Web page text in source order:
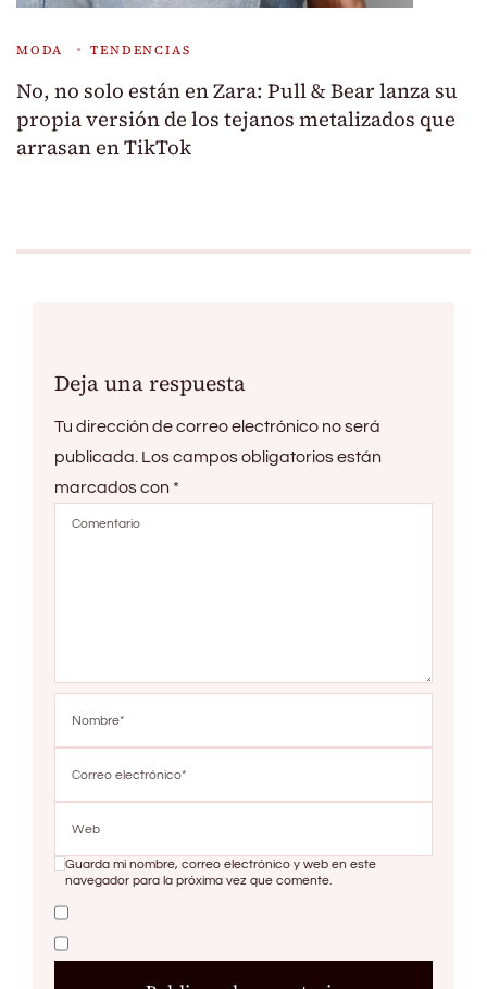
MODA TENDENCIAS
No, no solo están en Zara: Pull & Bear lanza su
propia versión de los tejanos metalizados que
arrasan en TikTok
Deja una respuesta
Tu dirección de correo electrónico no será
publicada. Los campos obligatorios están
marcados con *
Guarda mi nombre, correo electrónico y web en este
navegador para la próxima vez que comente.